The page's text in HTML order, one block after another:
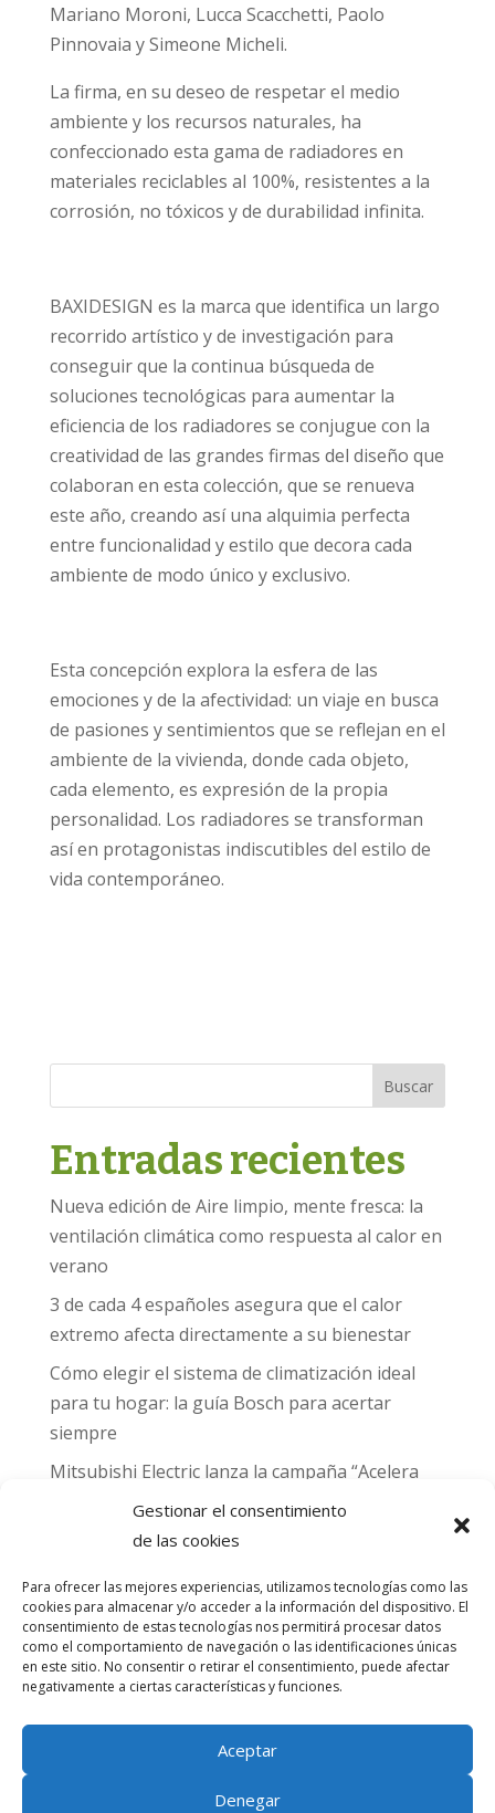
Gestionar el consentimiento
de las cookies
Para ofrecer las mejores experiencias, utilizamos tecnologías como las
cookies para almacenar y/o acceder a la información del dispositivo. El
consentimiento de estas tecnologías nos permitirá procesar datos
como el comportamiento de navegación o las identificaciones únicas
en este sitio. No consentir o retirar el consentimiento, puede afectar
negativamente a ciertas características y funciones.
Aceptar
Denegar
Mariano Moroni, Lucca Scacchetti, Paolo
Pinnovaia y Simeone Micheli.
La firma, en su deseo de respetar el medio
ambiente y los recursos naturales, ha
confeccionado esta gama de radiadores en
materiales reciclables al 100%, resistentes a la
corrosión, no tóxicos y de durabilidad infinita.
BAXIDESIGN es la marca que identifica un largo
recorrido artístico y de investigación para
conseguir que la continua búsqueda de
soluciones tecnológicas para aumentar la
eficiencia de los radiadores se conjugue con la
creatividad de las grandes firmas del diseño que
colaboran en esta colección, que se renueva
este año, creando así una alquimia perfecta
entre funcionalidad y estilo que decora cada
ambiente de modo único y exclusivo.
Esta concepción explora la esfera de las
emociones y de la afectividad: un viaje en busca
de pasiones y sentimientos que se reflejan en el
ambiente de la vivienda, donde cada objeto,
cada elemento, es expresión de la propia
personalidad. Los radiadores se transforman
así en protagonistas indiscutibles del estilo de
vida contemporáneo.
Buscar
Entradas recientes
Nueva edición de Aire limpio, mente fresca: la
ventilación climática como respuesta al calor en
verano
3 de cada 4 españoles asegura que el calor
extremo afecta directamente a su bienestar
Cómo elegir el sistema de climatización ideal
para tu hogar: la guía Bosch para acertar
siempre
Mitsubishi Electric lanza la campaña “Acelera
hacia MADRID 2026” y premia con entradas
para el Gran Premio de Fórmula 1 de Madrid
sello CO₂ Nulo: confort real, salud y
descarbonización en una sola vivienda
Comentarios
recientes